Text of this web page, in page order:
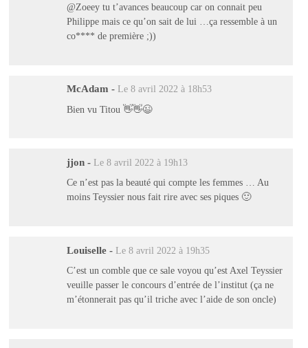
@Zoeey tu t’avances beaucoup car on connait peu
Philippe mais ce qu’on sait de lui …ça ressemble à un
co**** de première ;))
McAdam - Le 8 avril 2022 à 18h53
Bien vu Titou 👋👋😉
jjon - Le 8 avril 2022 à 19h13
Ce n’est pas la beauté qui compte les femmes … Au
moins Teyssier nous fait rire avec ses piques 🙂
Louiselle - Le 8 avril 2022 à 19h35
C’est un comble que ce sale voyou qu’est Axel Teyssier
veuille passer le concours d’entrée de l’institut (ça ne
m’étonnerait pas qu’il triche avec l’aide de son oncle)